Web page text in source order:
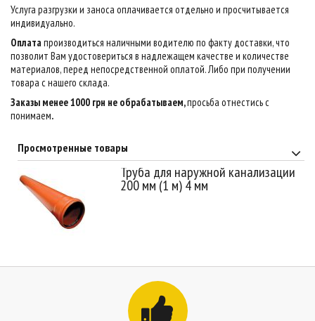
Услуга разгрузки и заноса оплачивается отдельно и просчитывается
индивидуально.
Оплатапроизводиться наличными водителю по факту доставки, что
позволит Вам удостовериться в надлежащем качестве и количестве
материалов, перед непосредственной оплатой. Либо при получении
товара с нашего склада.
Заказы менее 1000 грн не обрабатываем,просьба отнестись с
понимаем.
Просмотренные товары
Труба для наружной канализации
200 мм (1 м) 4 мм